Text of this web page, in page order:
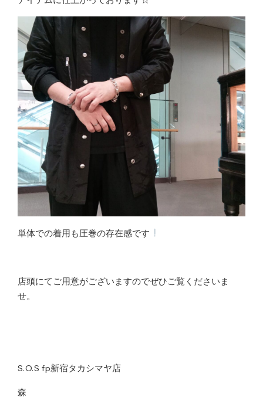
単体での着用も圧巻の存在感です
店頭にてご用意がございますのでぜひご覧くださいま
せ。
S.O.S fp新宿タカシマヤ店
森